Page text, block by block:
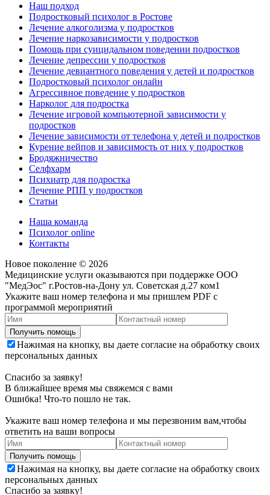
Наш подход
Подростковый психолог в Ростове
Лечение алкоголизма у подростков
Лечение наркозависимости у подростков
Помощь при суицидальном поведении подростков
Лечение депрессии у подростков
Лечение девиантного поведения у детей и подростков
Подростковый психолог онлайн
Агрессивное поведение у подростков
Нарколог для подростка
Лечение игровой компьютерной зависимости у
подростков
Лечение зависимости от телефона у детей и подростков
Курение вейпов и зависимость от них у подростков
Бродяжничество
Селфхарм
Психиатр для подростка
Лечение РПП у подростков
Статьи
Наша команда
Психолог online
Контакты
Новое поколение © 2026
Медицинские услуги оказываются при поддержке ООО
"МедЭос" г.Ростов-на-Дону ул. Советская д.27 ком1
Укажите ваш номер телефона и мы пришлем PDF с
программой мероприятий
Нажимая на кнопку, вы даете согласие на обработку своих
персональных данных
Спасибо за заявку!
В ближайшее время мы свяжемся с вами
Ошибка! Что-то пошло не так.
Укажите ваш номер телефона и мы перезвоним вам,чтобы
ответить на ваши вопросы
Нажимая на кнопку, вы даете согласие на обработку своих
персональных данных
Спасибо за заявку!